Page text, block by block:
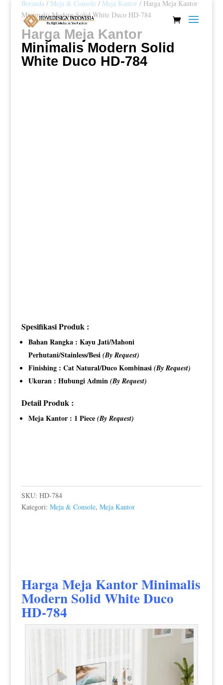
Beranda/ Meja & Console/ Meja Kantor/ Harga Meja Kantor
Minimalis Modern Solid White Duco HD-784
Harga Meja Kantor
Minimalis Modern Solid
White Duco HD-784
Spesifikasi Produk :
Bahan Rangka : Kayu Jati/Mahoni
Perhutani/Stainless/Besi (By Request)
Finishing : Cat Natural/Duco Kombinasi (By Request)
Ukuran : Hubungi Admin (By Request)
Detail Produk :
Meja Kantor : 1 Piece (By Request)
SKU: HD-784
Kategori: Meja & Console, Meja Kantor
Harga Meja Kantor Minimalis
ModernSolid White Duco
HD-784